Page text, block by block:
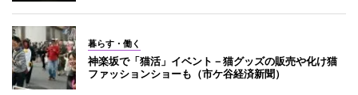
暮らす・働く
神楽坂で「猫活」イベント－猫グッズの販売や化け猫
ファッションショーも（市ケ谷経済新聞）